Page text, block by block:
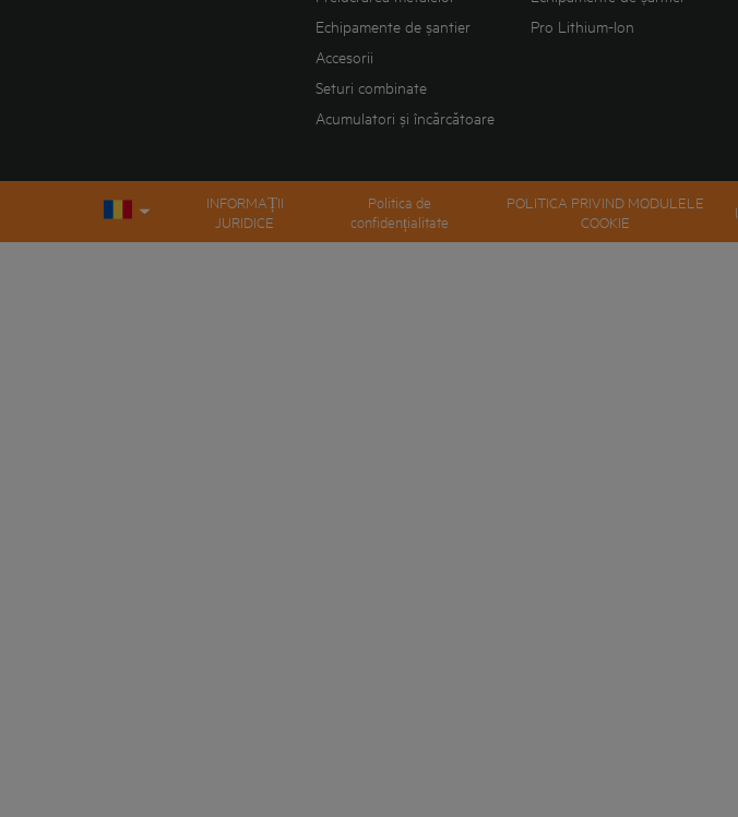
Echipamente de șantier
Accesorii
Seturi combinate
Acumulatori și încărcătoare
Pro Lithium-Ion
INFORMAȚII
JURIDICE
Politica de
confidențialitate
POLITICA PRIVIND MODULELE
COOKIE